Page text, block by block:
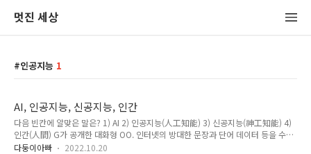
멋진 세상
인공지능 1
AI, 인공지능, 신공지능, 인간
다음 빈칸에 알맞은 말은? 1) AI 2) 인공지능(人工知能) 3) 신공지능(神工知能) 4)
인간(人間) G가 공개한 대화형 OO. 인터넷의 방대한 문장과 단어 데이터 등을 수집
해 사용자와 온라인 채팅을 할 수 있도록 설계된 프로그램이다. 혁신적인 대화 기술
다둥이아빠 2022.10.20